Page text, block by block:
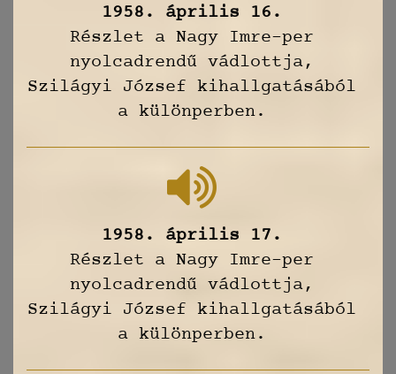
1958. április 16.
Részlet a Nagy Imre-per
nyolcadrendű vádlottja,
Szilágyi József kihallgatásából
a különperben.
1958. április 17.
Részlet a Nagy Imre-per
nyolcadrendű vádlottja,
Szilágyi József kihallgatásából
a különperben.